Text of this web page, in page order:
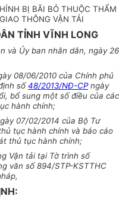
BỊ BÃI BỎ THUỘC THẨM
THÔNG VẬN TẢI
TỈNH VĨNH LONG
và Ủy ban nhân dân, ngày 26
08/06/2010 của Chính phủ
số48/2013/NĐ-CPngày
bổ sung một số điều của các
hành chính;
07/02/2014 của Bộ Tư
tục hành chính và báo cáo
thủ tục hành chính;
Vận tải tại Tờ trình số
văn số 894/STP-KSTTHC